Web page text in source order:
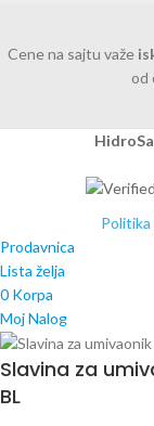
Cene na sajtu važe
od
Prodavnica
Lista želja
0 Korpa
Moj Nalog
Slavina za
BL